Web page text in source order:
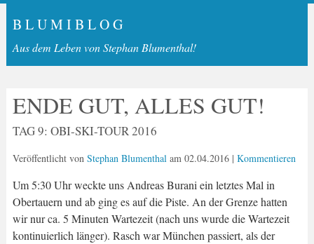
B L U M I B L O G
Aus dem Leben von Stephan Blumenthal!
ENDE GUT, ALLES GUT!
TAG 9: OBI-SKI-TOUR 2016
Veröffentlicht von Stephan Blumenthalam 02.04.2016| Kommentieren
Um 5:30 Uhr weckte uns Andreas Burani ein letztes Mal in
Obertauern und ab ging es auf die Piste. An der Grenze hatten
wir nur ca. 5 Minuten Wartezeit (nach uns wurde die Wartezeit
kontinuierlich länger). Rasch war München passiert, als der